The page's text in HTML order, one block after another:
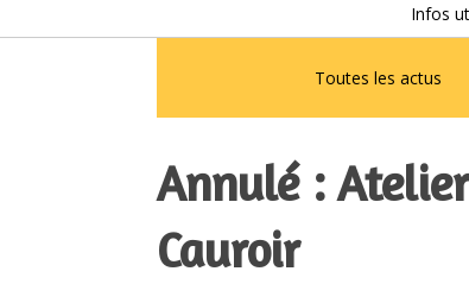
Infos
Toutes les actus
Annulé :
Cauroir